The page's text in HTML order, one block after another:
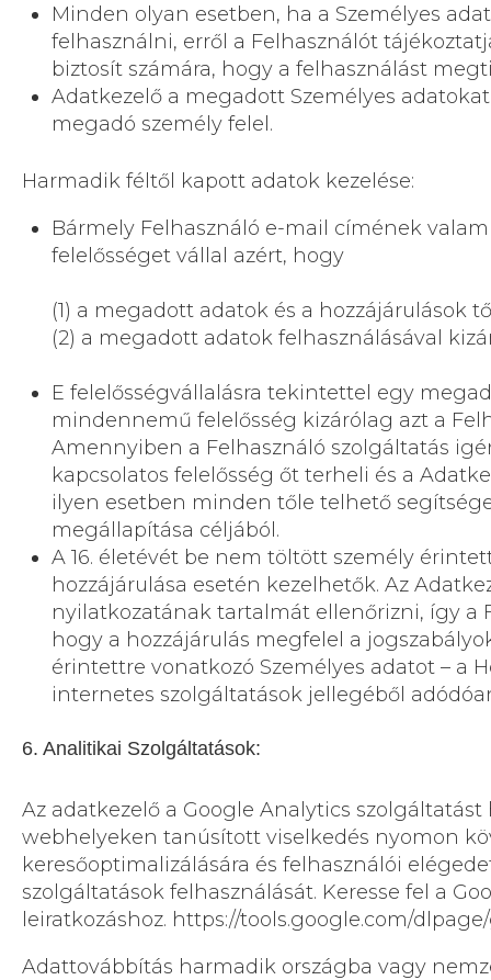
Minden olyan esetben, ha a Személyes
felhasználni, erről a Felhasználót
biztosít számára, hogy a felhasználást
Adatkezelő a megadott Személyes
megadó személy felel.
Harmadik féltől kapott adatok kezelése:
Bármely Felhasználó e-mail címének
felelősséget vállal azért, hogy
(1) a megadott adatok és a hozzájárulások
(2) a megadott adatok felhasználásával
E felelősségvállalásra tekintettel egy
mindennemű felelősség kizárólag azt a
Amennyiben a Felhasználó szolgáltatás
kapcsolatos felelősség őt terheli és a
ilyen esetben minden tőle telhető
megállapítása céljából.
A 16. életévét be nem töltött személy
hozzájárulása esetén kezelhetők. Az
nyilatkozatának tartalmát ellenőrizni, így a
hogy a hozzájárulás megfelel a
érintettre vonatkozó Személyes adatot – a
internetes szolgáltatások jellegéből
6. Analitikai Szolgáltatások:
Az adatkezelő a Google Analytics
webhelyeken tanúsított viselkedés nyomon
keresőoptimalizálására és felhasználói
szolgáltatások felhasználását. Keresse fel a
leiratkozáshoz. https://tools.google.com/
Adattovábbítás harmadik országba vagy